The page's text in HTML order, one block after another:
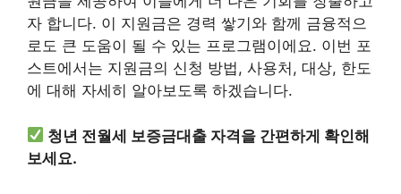
자 합니다. 이 지원금은 경력 쌓기와 함께 금융적으
로도 큰 도움이 될 수 있는 프로그램이에요. 이번 포
스트에서는 지원금의 신청 방법, 사용처, 대상, 한도
에 대해 자세히 알아보도록 하겠습니다.
청년 전월세 보증금대출 자격을 간편하게 확인해
보세요.